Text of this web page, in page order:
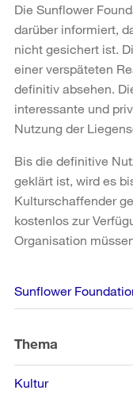
Die Sunflower
darüber informiert,
nicht gesichert ist.
einer verspäteten
definitiv absehen.
interessante und
Nutzung der
Bis die definitive
geklärt ist, wird es
Kulturschaffender
kostenlos zur
Organisation
Weitere
Informationen
Sunflower
Thema
Kultur